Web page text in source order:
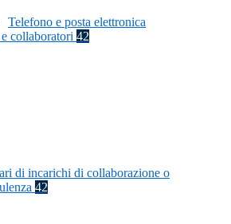
Telefono e posta elettronica
collaboratori 42
di incarichi di collaborazione o
42